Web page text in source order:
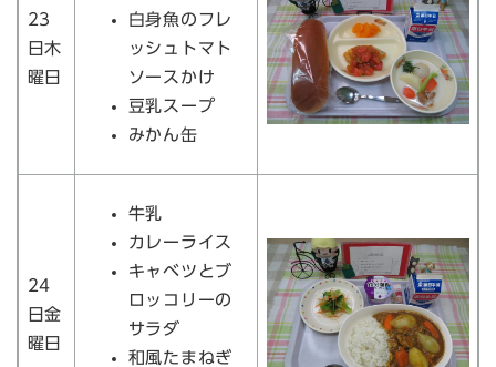
23
日木
曜日
白身魚のフレ
ッシュトマト
ソースかけ
豆乳スープ
みかん缶
24
日金
曜日
牛乳
カレーライス
キャベツとブ
ロッコリーの
サラダ
和風たまねぎ